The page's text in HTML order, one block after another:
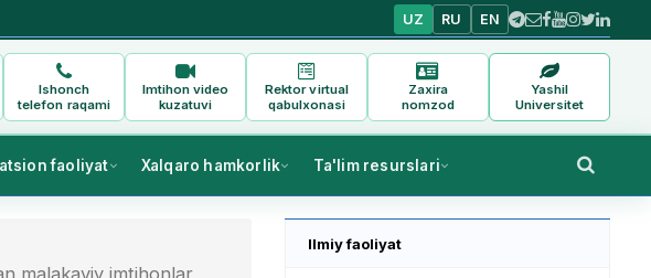
UZ RU EN
Ishonch
telefon raqami
Imtihon video
kuzatuvi
Rektor virtual
qabulxonasi
Zaxira
nomzod
Yashil
Universitet
faoliyat Xalqaro hamkorlik Ta'lim resurslari
Ilmiy faoliyat